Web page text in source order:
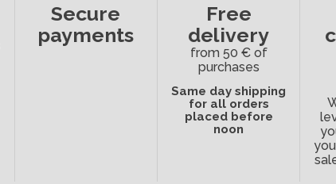
Secure
payments
Free
delivery
from 50 € of
purchases
Same day shipping
for all orders
placed before
noon